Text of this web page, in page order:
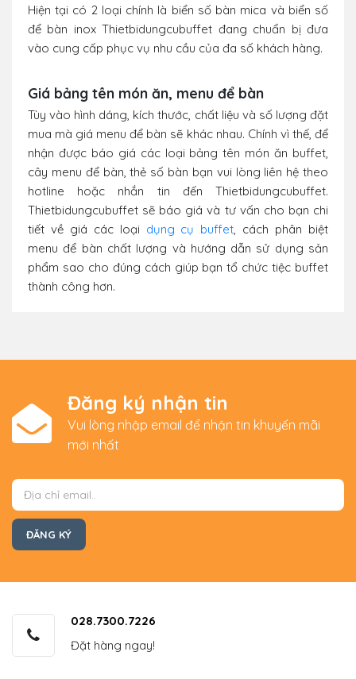
Hiện tại có 2 loại chính là biển số bàn mica và biển số
để bàn inox Thietbidungcubuffet đang chuẩn bị đưa
vào cung cấp phục vụ nhu cầu của đa số khách hàng.
Giá bảng tên món ăn, menu để bàn
Tùy vào hình dáng, kích thước, chất liệu và số lượng đặt
mua mà giá menu để bàn sẽ khác nhau. Chính vì thế, để
nhận được báo giá các loại bảng tên món ăn buffet,
cây menu để bàn, thẻ số bàn bạn vui lòng liên hệ theo
hotline hoặc nhắn tin đến Thietbidungcubuffet.
Thietbidungcubuffet sẽ báo giá và tư vấn cho bạn chi
tiết về giá các loại dụng cụ buffet, cách phân biệt
menu để bàn chất lượng và hướng dẫn sử dụng sản
phẩm sao cho đúng cách giúp bạn tổ chức tiệc buffet
thành công hơn.
Đăng ký nhận tin
Vui lòng nhập email để nhận tin khuyến mãi
mới nhất
028.7300.7226
Đặt hàng ngay!